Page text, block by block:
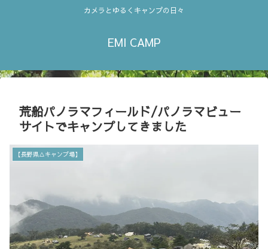
カメラとゆるくキャンプの日々
EMI CAMP
荒船パノラマフィールド/パノラマビュー
サイトでキャンプしてきました
【長野県△キャンプ場】